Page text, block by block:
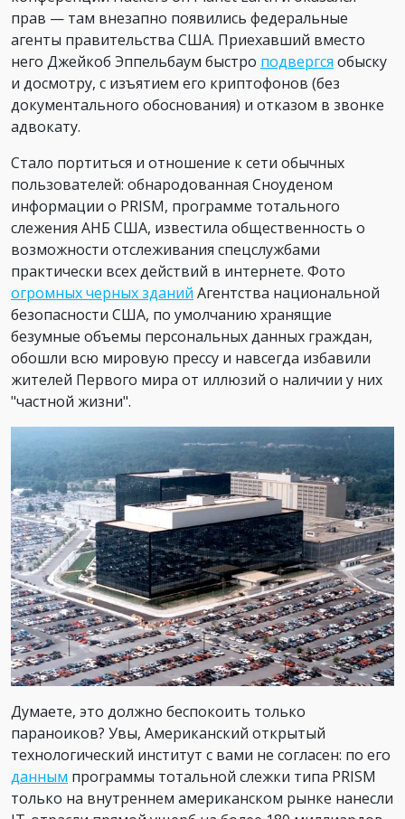
прав — там внезапно появились федеральные
агенты правительства США. Приехавший вместо
него Джейкоб Эппельбаум быстро подвергся обыску
и досмотру, с изъятием его криптофонов (без
документального обоснования) и отказом в звонке
адвокату.
Стало портиться и отношение к сети обычных
пользователей: обнародованная Сноуденом
информации о PRISM, программе тотального
слежения АНБ США, известила общественность о
возможности отслеживания спецслужбами
практически всех действий в интернете. Фото
огромных черных зданий Агентства национальной
безопасности США, по умолчанию хранящие
безумные объемы персональных данных граждан,
обошли всю мировую прессу и навсегда избавили
жителей Первого мира от иллюзий о наличии у них
"частной жизни".
Думаете, это должно беспокоить только
параноиков? Увы, Американский открытый
технологический институт с вами не согласен: по его
данным программы тотальной слежки типа PRISM
только на внутреннем американском рынке нанесли